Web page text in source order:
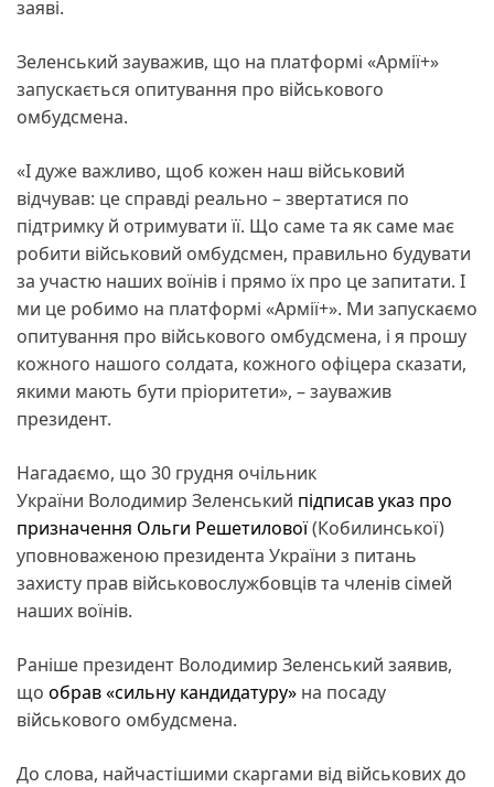
заяві.
Зеленський зауважив, що на платформі «Армії+»
запускається опитування про військового
омбудсмена.
«І дуже важливо, щоб кожен наш військовий
відчував: це справді реально – звертатися по
підтримку й отримувати її. Що саме та як саме має
робити військовий омбудсмен, правильно будувати
за участю наших воїнів і прямо їх про це запитати. І
ми це робимо на платформі «Армії+». Ми запускаємо
опитування про військового омбудсмена, і я прошу
кожного нашого солдата, кожного офіцера сказати,
якими мають бути пріоритети», – зауважив
президент.
Нагадаємо, що 30 грудня очільник
України Володимир Зеленський підписав указ про
призначення Ольги Решетилової(Кобилинської)
уповноваженою президента України з питань
захисту прав військовослужбовців та членів сімей
наших воїнів.
Раніше президент Володимир Зеленський заявив,
що обрав «сильну кандидатуру» на посаду
військового омбудсмена.
До слова, найчастішими скаргами від військових до